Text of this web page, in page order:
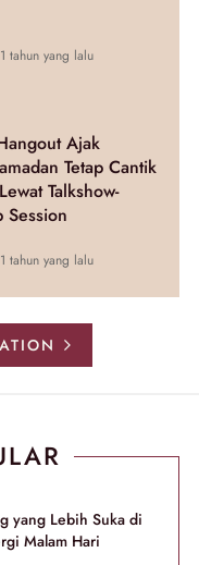
1 tahun yang lalu
Ajak
Tetap Cantik
Talkshow-
Session
1 tahun yang lalu
yang Lebih Suka di
Malam Hari